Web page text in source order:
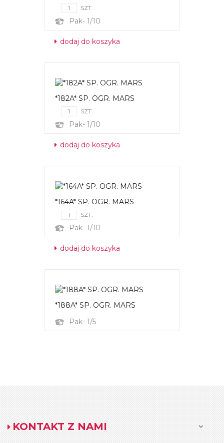
SZT.
Pak- 1/10
dodaj do koszyka
*182A* SP. OGR. MARS
SZT.
Pak- 1/10
dodaj do koszyka
*164A* SP. OGR. MARS
SZT.
Pak- 1/10
dodaj do koszyka
*188A* SP. OGR. MARS
Pak- 1/5
KONTAKT Z NAMI